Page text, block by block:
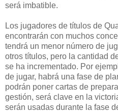
será imbatible.
Los jugadores de títulos de
encontrarán con muchos
tendrá un menor número de
otros títulos, pero la cantidad
se ha incrementado. Por
de jugar, habrá una fase de
podrán poner cartas de
gestión, será clave en la
serán usadas durante la fase